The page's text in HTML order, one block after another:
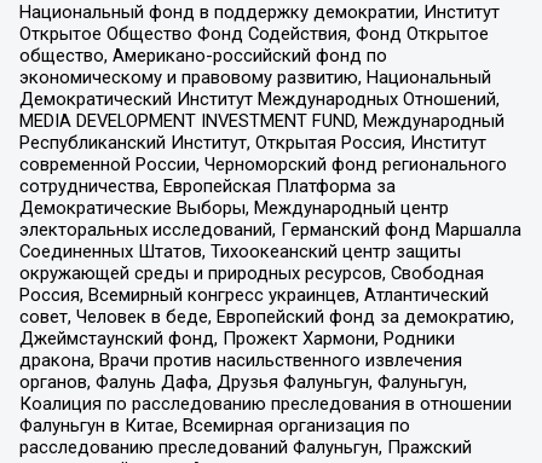
Национальный фонд в поддержку демократии, Институт
Открытое Общество Фонд Содействия, Фонд Открытое
общество, Американо-российский фонд по
экономическому и правовому развитию, Национальный
Демократический Институт Международных Отношений,
MEDIA DEVELOPMENT INVESTMENT FUND, Международный
Республиканский Институт, Открытая Россия, Институт
современной России, Черноморский фонд регионального
сотрудничества, Европейская Платформа за
Демократические Выборы, Международный центр
электоральных исследований, Германский фонд Маршалла
Соединенных Штатов, Тихоокеанский центр защиты
окружающей среды и природных ресурсов, Свободная
Россия, Всемирный конгресс украинцев, Атлантический
совет, Человек в беде, Европейский фонд за демократию,
Джеймстаунский фонд, Прожект Хармони, Родники
дракона, Врачи против насильственного извлечения
органов, Фалунь Дафа, Друзья Фалуньгун, Фалуньгун,
Коалиция по расследованию преследования в отношении
Фалуньгун в Китае, Всемирная организация по
расследованию преследований Фалуньгун, Пражский